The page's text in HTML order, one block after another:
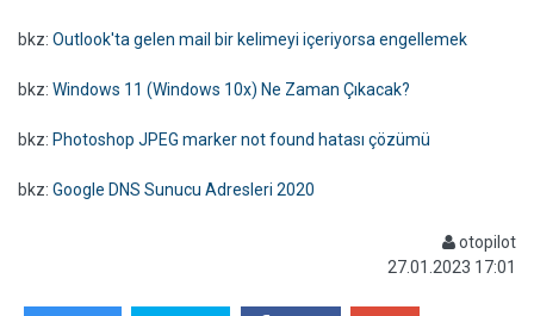
bkz: Outlook'ta gelen mail bir kelimeyi içeriyorsa engellemek
bkz: Windows 11 (Windows 10x) Ne Zaman Çıkacak?
bkz: Photoshop JPEG marker not found hatası çözümü
bkz: Google DNS Sunucu Adresleri 2020
otopilot
27.01.2023 17:01